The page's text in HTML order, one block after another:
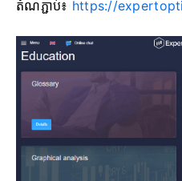
តំណភ្ជាប់៖ https://